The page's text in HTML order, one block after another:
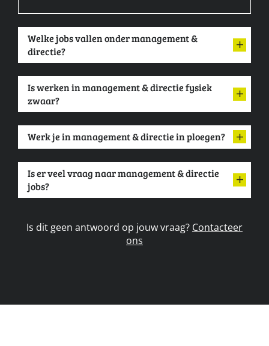
Welke jobs vallen onder management &
directie?
Is werken in management & directie fysiek
zwaar?
Werk je in management & directie in ploegen?
Is er veel vraag naar management & directie
jobs?
Is dit geen antwoord op jouw vraag? Contacteer
ons